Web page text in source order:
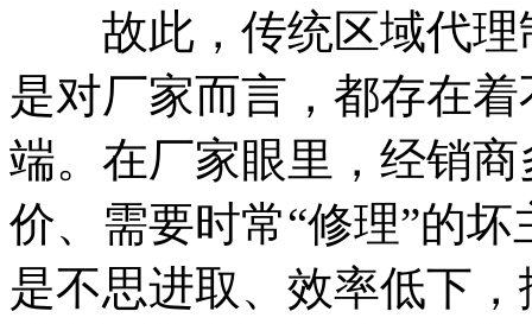
故此，传统区域代理
是对厂家而言，都存在
端。在厂家眼里，经销
价、需要时常“修理”的
是不思进取、效率低下